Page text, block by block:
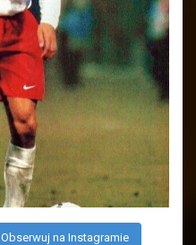
Obserwuj na Instagramie